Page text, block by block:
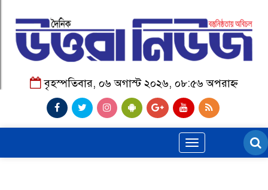
বৃহস্পতিবার, ০৬ অগাস্ট ২০২৬, ০৮:৫৬ অপরাহ্ন
Toggle
navigation